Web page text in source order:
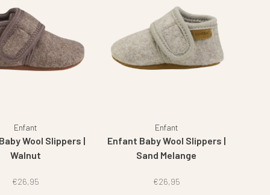
Enfant
Wool Slippers |
Walnut
€26,95
Enfant
Enfant Baby Wool Slippers |
Sand Melange
€26,95